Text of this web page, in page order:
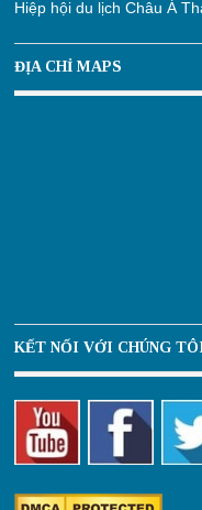
Hiệp hội du lịch Châu Á
ĐỊA CHỈ MAPS
KẾT NỐI VỚI CHÚNG